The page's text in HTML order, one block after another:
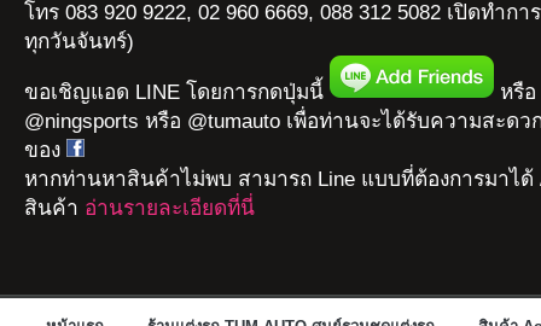
โทร 083 920 9222, 02 960 6669, 088 312 5082 เปิดทำก
ทุกวันจันทร์)
ขอเชิญแอด LINE โดยการกดปุ่มนี้
หรือ
@ningsports หรือ @tumauto เพื่อท่านจะได้รับความสะดว
ของ
หากท่านหาสินค้าไม่พบ สามารถ Line แบบที่ต้องการมาได้
สินค้า อ่านรายละเอียดที่นี่